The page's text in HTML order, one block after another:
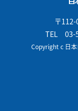
〒
TEL 03-
Copyright c 日